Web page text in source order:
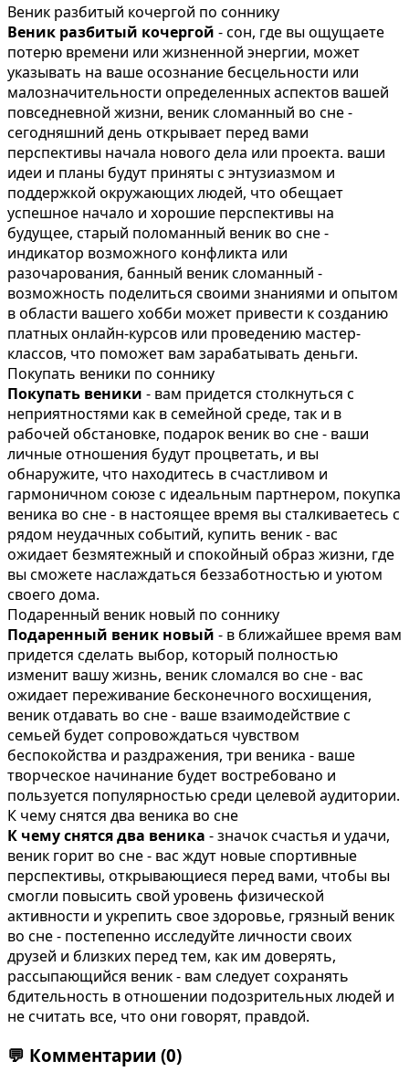
Веник разбитый кочергой по соннику
Веник разбитый кочергой - сон, где вы ощущаете
потерю времени или жизненной энергии, может
указывать на ваше осознание бесцельности или
малозначительности определенных аспектов вашей
повседневной жизни, веник сломанный во сне -
сегодняшний день открывает перед вами
перспективы начала нового дела или проекта. ваши
идеи и планы будут приняты с энтузиазмом и
поддержкой окружающих людей, что обещает
успешное начало и хорошие перспективы на
будущее, старый поломанный веник во сне -
индикатор возможного конфликта или
разочарования, банный веник сломанный -
возможность поделиться своими знаниями и опытом
в области вашего хобби может привести к созданию
платных онлайн-курсов или проведению мастер-
классов, что поможет вам зарабатывать деньги.
Покупать веники по соннику
Покупать веники - вам придется столкнуться с
неприятностями как в семейной среде, так и в
рабочей обстановке, подарок веник во сне - ваши
личные отношения будут процветать, и вы
обнаружите, что находитесь в счастливом и
гармоничном союзе с идеальным партнером, покупка
веника во сне - в настоящее время вы сталкиваетесь с
рядом неудачных событий, купить веник - вас
ожидает безмятежный и спокойный образ жизни, где
вы сможете наслаждаться беззаботностью и уютом
своего дома.
Подаренный веник новый по соннику
Подаренный веник новый - в ближайшее время вам
придется сделать выбор, который полностью
изменит вашу жизнь, веник сломался во сне - вас
ожидает переживание бесконечного восхищения,
веник отдавать во сне - ваше взаимодействие с
семьей будет сопровождаться чувством
беспокойства и раздражения, три веника - ваше
творческое начинание будет востребовано и
пользуется популярностью среди целевой аудитории.
К чему снятся два веника во сне
К чему снятся два веника - значок счастья и удачи,
веник горит во сне - вас ждут новые спортивные
перспективы, открывающиеся перед вами, чтобы вы
смогли повысить свой уровень физической
активности и укрепить свое здоровье, грязный веник
во сне - постепенно исследуйте личности своих
друзей и близких перед тем, как им доверять,
рассыпающийся веник - вам следует сохранять
бдительность в отношении подозрительных людей и
не считать все, что они говорят, правдой.
💬 Комментарии (0)